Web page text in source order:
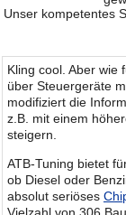
Unser kompetentes
Kling cool. Aber wie
über Steuergeräte
modifiziert die
z.B. mit einem
steigern.
ATB-Tuning bietet
ob Diesel oder
absolut seriöses